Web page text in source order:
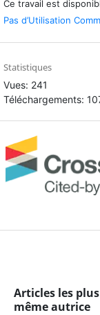
Ce travail est
Pas d’Utilisation
Statistiques
Vues: 241
Téléchargements:
Articles les
même autrice